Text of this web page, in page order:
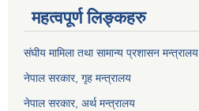
महत्वपूर्ण लिङ्कहरु
संघीय मामिला तथा सामान्य प्रशासन मन्त्रालय
नेपाल सरकार, गृह मन्त्रालय
नेपाल सरकार, अर्थ मन्त्रालय